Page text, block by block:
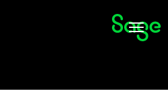
Alternar
navegação